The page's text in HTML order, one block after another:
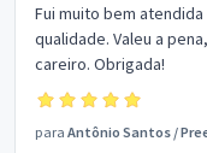
Fui muito bem
qualidade. Valeu a
careiro. Obrigada!
para Antônio Santos /